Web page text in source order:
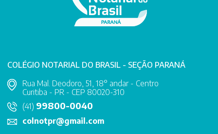
COLÉGIO NOTARIAL DO BRASIL - SEÇÃO PARANÁ
Rua Mal. Deodoro, 51, 18° andar - Centro
Curitiba - PR - CEP 80020-310
(41) 99800-0040
colnotpr@gmail.com